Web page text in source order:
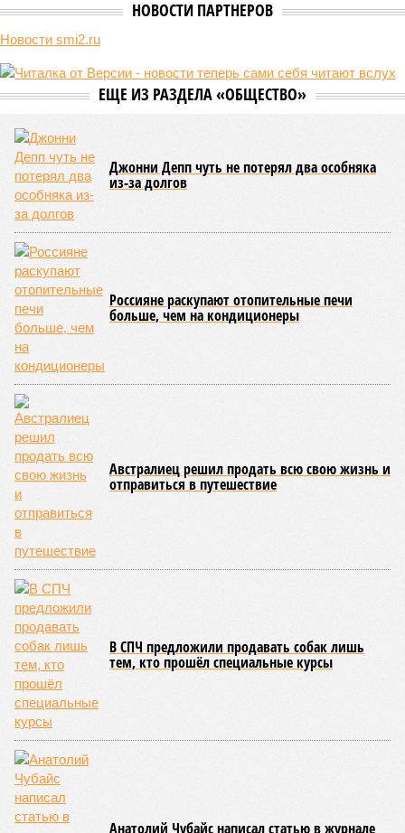
Природа постоянно вступает в противоречие с нами. Ведь пока
она стремится всё на планете держать в балансе, человечество
массовые катастрофы в прошлом – какими они были? Какие
ждут нас со дня на день и чем грозят?
последствия очередного апокалипсиса, искусственно
вызванного группой биологов, называется «Конец всей
этой мерзости». В реальной жизни участия пытливых
исследователей в организации конца света может не
понадобиться: природа сама разберётся, как и где
уменьшить масштабы человеческой популяции.
Да, наша любимая маленькая планета может быть
единственной, где в пределах Солнечной системы есть
полноценная жизнь, но Земля также регулярно пытается
эту жизнь уничтожить. Так уж вышло, что внутренние
процессы на планете включают в себя всевозможные
геологические, метеорологические и физические явления,
которые для человека довольно опасны. Или попросту
смертельны. И вот несколько тому примеров.
Все стихии сразу
Около 100 лет назад в Поднебесной приключилось то, что
у нас назвали бы тридцатью тремя несчастьями. Страну
последовательно поразили: многолетняя засуха, страшный
паводок, невероятные ливни. Несколько миллионов
человек не пережили этот разгул стихий. Вот что тогда
приключилось.
Зима 1931 года выдалась в Китае чрезвычайно
продолжительной и суровой. Снега образовалось огромное
количество – казалось бы, хороший знак после периода
великой суши, продолжавшегося с 1928-го. Но всё
обратилось катастрофой. Снег растаял, устремился в реки,
начался небывалый паводок, быстро обернувшийся
страшным наводнением, которое обильные весенние ливни
только усугубили. К июню всё это преобразовалось в
массовый потоп, в июле же Китай в дополнение накрыло